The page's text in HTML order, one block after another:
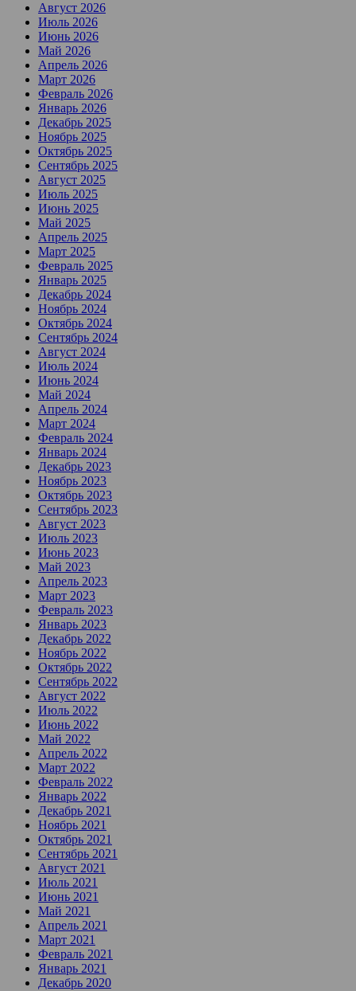
Август 2026
Июль 2026
Июнь 2026
Май 2026
Апрель 2026
Март 2026
Февраль 2026
Январь 2026
Декабрь 2025
Ноябрь 2025
Октябрь 2025
Сентябрь 2025
Август 2025
Июль 2025
Июнь 2025
Май 2025
Апрель 2025
Март 2025
Февраль 2025
Январь 2025
Декабрь 2024
Ноябрь 2024
Октябрь 2024
Сентябрь 2024
Август 2024
Июль 2024
Июнь 2024
Май 2024
Апрель 2024
Март 2024
Февраль 2024
Январь 2024
Декабрь 2023
Ноябрь 2023
Октябрь 2023
Сентябрь 2023
Август 2023
Июль 2023
Июнь 2023
Май 2023
Апрель 2023
Март 2023
Февраль 2023
Январь 2023
Декабрь 2022
Ноябрь 2022
Октябрь 2022
Сентябрь 2022
Август 2022
Июль 2022
Июнь 2022
Май 2022
Апрель 2022
Март 2022
Февраль 2022
Январь 2022
Декабрь 2021
Ноябрь 2021
Октябрь 2021
Сентябрь 2021
Август 2021
Июль 2021
Июнь 2021
Май 2021
Апрель 2021
Март 2021
Февраль 2021
Январь 2021
Декабрь 2020